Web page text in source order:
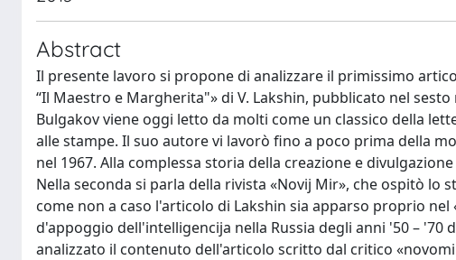
Abstract
Il presente lavoro si propone di analizzare il primissimo
“Il Maestro e Margherita"» di V. Lakshin, pubblicato nel
Bulgakov viene oggi letto da molti come un classico della
alle stampe. Il suo autore vi lavorò fino a poco prima della
nel 1967. Alla complessa storia della creazione e
Nella seconda si parla della rivista «Novij Mir», che ospitò
come non a caso l'articolo di Lakshin sia apparso proprio
d'appoggio dell'intelligencija nella Russia degli anni '50 –
analizzato il contenuto dell'articolo scritto dal critico